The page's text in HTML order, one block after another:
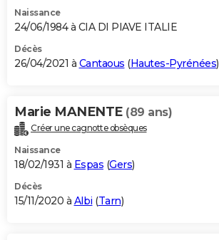
Naissance
24/06/1984 à CIA DI PIAVE ITALIE
Décès
26/04/2021 à Cantaous (Hautes-Pyrénées)
Marie MANENTE (89 ans)
Créer une cagnotte obsèques
Naissance
18/02/1931 à Espas (Gers)
Décès
15/11/2020 à Albi (Tarn)